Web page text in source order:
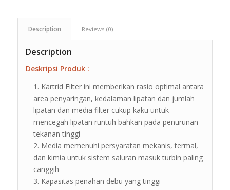
Description Reviews (0)
Description
Deskripsi Produk :
Kartrid Filter ini memberikan rasio optimal antara
area penyaringan, kedalaman lipatan dan jumlah
lipatan dan media filter cukup kaku untuk
mencegah lipatan runtuh bahkan pada penurunan
tekanan tinggi
Media memenuhi persyaratan mekanis, termal,
dan kimia untuk sistem saluran masuk turbin paling
canggih
Kapasitas penahan debu yang tinggi